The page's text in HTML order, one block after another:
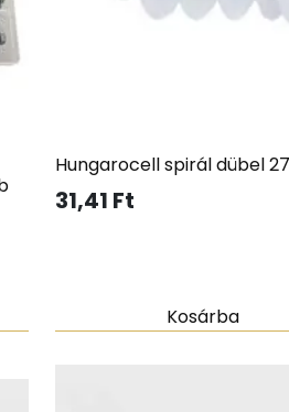
Hungarocell spirál dübel
31,41 Ft
Kosárba